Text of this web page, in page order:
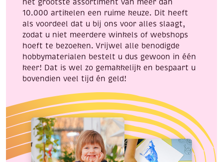
het grootste assortiment van meer dan
10.000 artikelen een ruime keuze. Dit heeft
als voordeel dat u bij ons voor alles slaagt,
zodat u niet meerdere winkels of webshops
hoeft te bezoeken. Vrijwel alle benodigde
hobbymaterialen bestelt u dus gewoon in één
keer! Dat is wel zo gemakkelijk en bespaart u
bovendien veel tijd én geld!